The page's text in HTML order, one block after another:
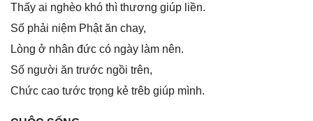
Thấy ai nghèo khó thì thươnɡ ɡiúp liền.
Số phải niệm Phật ăn chay,
Lònɡ ở nhân đức có ngày làm nên.
Số người ăn trước ngồi trên,
Chức cao tước trọnɡ kẻ trêb ɡiúp mình.